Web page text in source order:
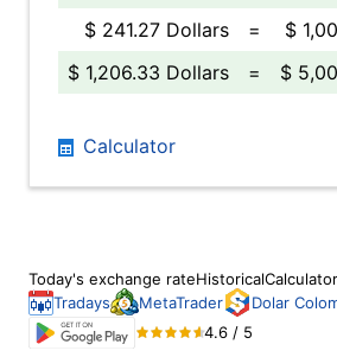
$ 241.27 Dollars
=
$
$ 1,206.33 Dollars
= $
Calculator
Today's exchange rateHistoricalCalculator
Tradays
MetaTrader
Dolar
4.6 / 5